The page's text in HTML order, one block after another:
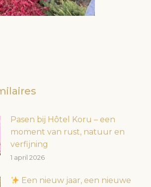
Pasen bij Hôtel Koru – een
moment van rust, natuur en
verfijning
1 april 2026
Een nieuw jaar, een nieuwe